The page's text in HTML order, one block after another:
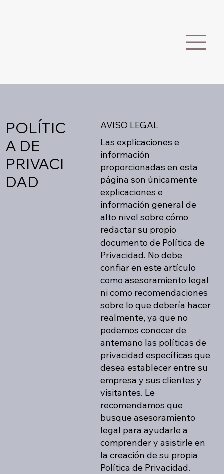
POLÍTIC
A DE
PRIVACI
DAD
AVISO LEGAL
Las explicaciones e
información
proporcionadas en esta
página son únicamente
explicaciones e
información general de
alto nivel sobre cómo
redactar su propio
documento de Política de
Privacidad. No debe
confiar en este artículo
como asesoramiento legal
ni como recomendaciones
sobre lo que debería hacer
realmente, ya que no
podemos conocer de
antemano las políticas de
privacidad específicas que
desea establecer entre su
empresa y sus clientes y
visitantes. Le
recomendamos que
busque asesoramiento
legal para ayudarle a
comprender y asistirle en
la creación de su propia
Política de Privacidad.